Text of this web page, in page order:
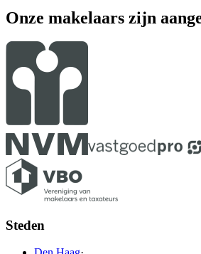
Onze makelaars zijn
Steden